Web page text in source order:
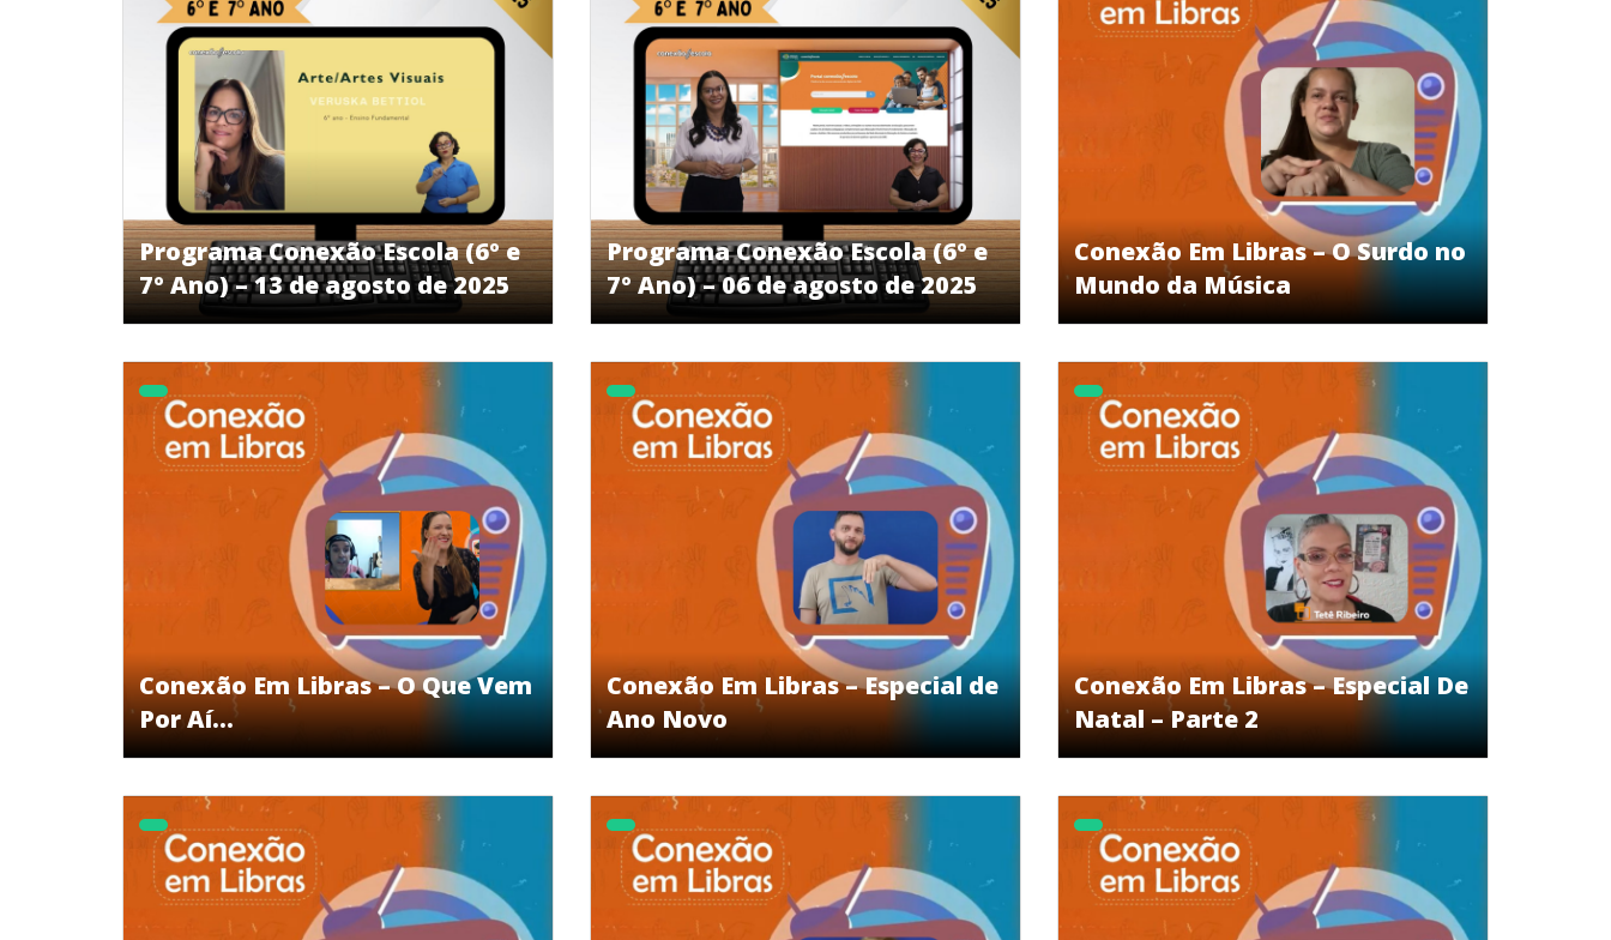
Programa Conexão Escola (6º e
7º Ano) – 13 de agosto de 2025
Programa Conexão Escola (6º e
7º Ano) – 06 de agosto de 2025
Conexão Em Libras – O Surdo no
Mundo da Música
Conexão Em Libras – O Que Vem
Por Aí…
Conexão Em Libras – Especial de
Ano Novo
Conexão Em Libras – Especial De
Natal – Parte 2